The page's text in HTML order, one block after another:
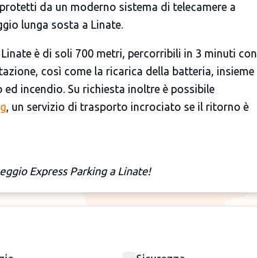
da un moderno sistema di telecamere a
lunga sosta a Linate.
è di soli 700 metri, percorribili in 3 minuti con
così come la ricarica della batteria, insieme
incendio. Su richiesta inoltre è possibile
, un servizio di trasporto incrociato se il ritorno è
Express Parking a Linate!